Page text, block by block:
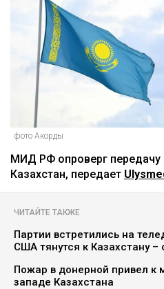
фото Акорды
МИД РФ опроверг передачу
Казахстан, передает
ЧИТАЙТЕ ТАКЖЕ
Партии встретились на
США тянутся к Казахстану –
Пожар в донерной привел к
западе Казахстана